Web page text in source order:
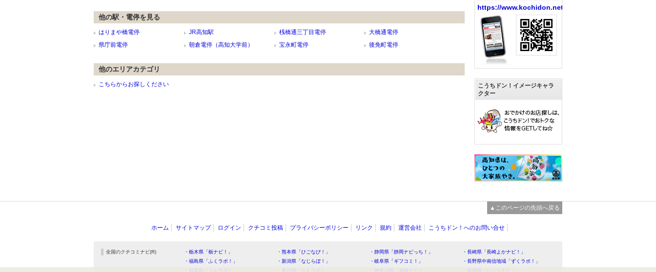
他の駅・電停を見る
はりまや橋電停 JR高知駅 桟橋通三丁目電停
大橋通電停
県庁前電停
朝倉電停（高知大学前） 宝永町電停 後免町電停
他のエリアカテゴリ
こちらからお探しください
https://www.kochidon.net/
こうちドン！イメージキャラ
クター
▲このページの先頭へ戻る
ホーム サイトマップ ログイン クチコミ投稿 プライバシーポリシー リンク 規約 運営会社 こうちドン！へのお問い合せ
全国のクチコミナビ(R) ・栃木県「栃ナビ！」 ・熊本県「ひごなび！」 ・静岡県「静岡ナビっち！」
・長崎県「長崎よかナビ！」
・福島県「ふくラボ！」
・新潟県「なじらぼ！」 ・岐阜県「ギフコミ！」
・長野県中南信地域「ずくラボ！」